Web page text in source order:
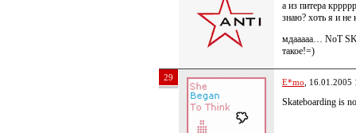
а из питера
знаю? хоть я и не
мдааааа… NoT
такое!=)
29 E*mo , 16.01.2005
Skateboarding is